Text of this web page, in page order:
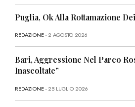
Puglia, Ok Alla Rottamazione
REDAZIONE- 2 AGOSTO 2026
Bari, Aggressione Nel Parco
Inascoltate”
REDAZIONE- 25 LUGLIO 2026